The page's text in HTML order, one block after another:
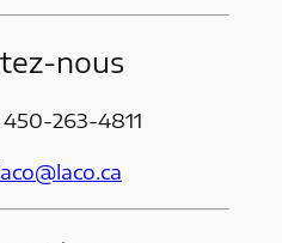
nous
263-4811